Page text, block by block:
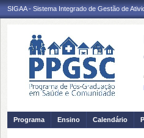
SIGAA - Sistema Integrado de Gestão de
Programa Ensino Calendário